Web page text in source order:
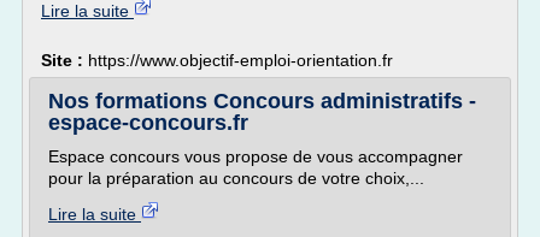
Lire la suite
Site : https://www.objectif-emploi-orientation.fr
Nos formations Concours administratifs -
espace-concours.fr
Espace concours vous propose de vous accompagner
pour la préparation au concours de votre choix,...
Lire la suite